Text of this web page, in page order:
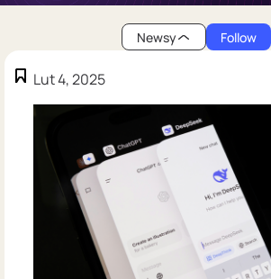
Newsy Follow
Lut 4, 2025